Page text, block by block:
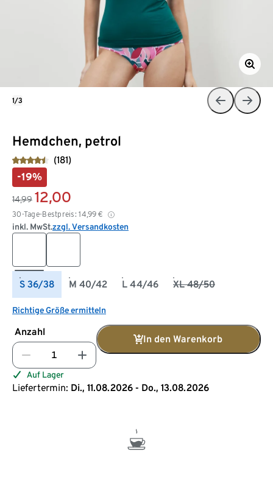
Hemdchen, petrol
(181)
-19%
14,99 12,00
30-Tage-Bestpreis: 14,99 €
inkl. MwSt.zzgl. Versandkosten
S 36/38 M 40/42 L 44/46 XL 48/50
Richtige Größe ermitteln
Anzahl
In den Warenkorb
Auf Lager
Liefertermin: Di., 11.08.2026 - Do., 13.08.2026
1/3